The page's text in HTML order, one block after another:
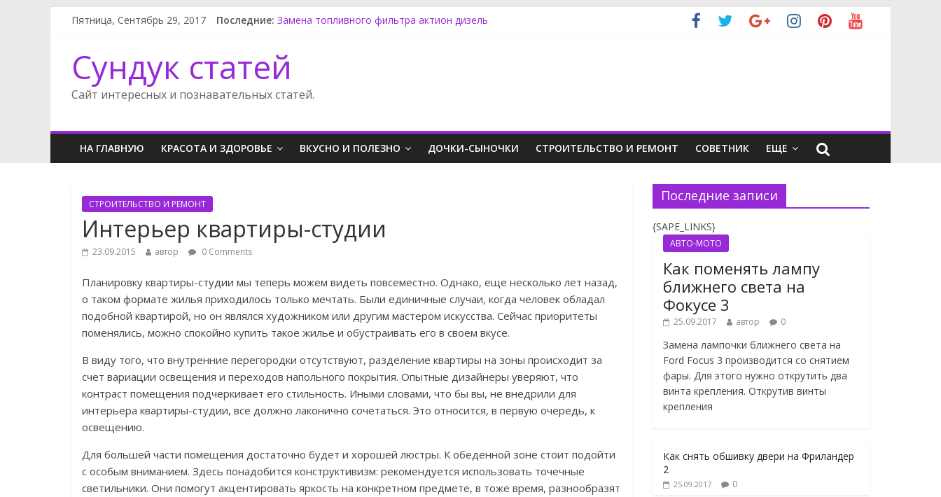
Пятница, Сентябрь 29, 2017 Последние: Замена топливного фильтра актион дизель
Сузуки SX4 задний фонарь
Супер моддинг пк в стимпанк стиле
Сундук статей
Сайт интересных и познавательных статей.
НА ГЛАВНУЮ КРАСОТА И ЗДОРОВЬЕ ВКУСНО И ПОЛЕЗНО ДОЧКИ-СЫНОЧКИ СТРОИТЕЛЬСТВО И РЕМОНТ СОВЕТНИК ЕЩЕ
СТРОИТЕЛЬСТВО И РЕМОНТ
Интерьер квартиры-студии
23.09.2015 автор 0 Comments
Планировку квартиры-студии мы теперь можем видеть повсеместно. Однако, еще несколько лет назад,
о таком формате жилья приходилось только мечтать. Были единичные случаи, когда человек обладал
подобной квартирой, но он являлся художником или другим мастером искусства. Сейчас приоритеты
поменялись, можно спокойно купить такое жилье и обустраивать его в своем вкусе.
В виду того, что внутренние перегородки отсутствуют, разделение квартиры на зоны происходит за
счет вариации освещения и переходов напольного покрытия. Опытные дизайнеры уверяют, что
контраст помещения подчеркивает его стильность. Иными словами, что бы вы, не внедрили для
интерьера квартиры-студии, все должно лаконично сочетаться. Это относится, в первую очередь, к
освещению.
Для большей части помещения достаточно будет и хорошей люстры. К обеденной зоне стоит подойти
с особым вниманием. Здесь понадобится конструктивизм: рекомендуется использовать точечные
светильники. Они помогут акцентировать яркость на конкретном предмете, в тоже время, разнообразят
Последние записи
{SAPE_LINKS}
АВТО-МОТО
Как поменять лампу
ближнего света на
Фокусе 3
25.09.2017 автор 0
Замена лампочки ближнего света на
Ford Focus 3 производится со снятием
фары. Для этого нужно открутить два
винта крепления. Открутив винты
крепления
Как снять обшивку двери на Фриландер
2
25.09.2017 0